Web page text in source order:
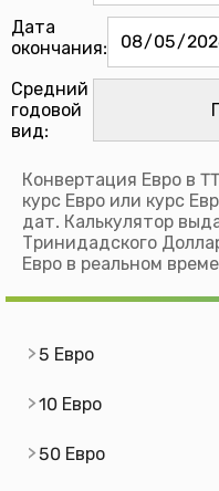
Дата
окончания:
Средний
годовой
вид:
Конвертация Евро в
курс Евро или курс
дат. Калькулятор
Тринидадского
Евро в реальном
5 Евро
10 Евро
50 Евро